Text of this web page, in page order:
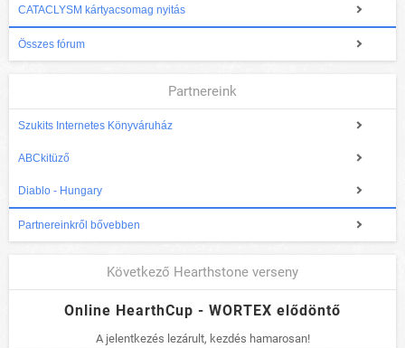
CATACLYSM kártyacsomag nyitás
Összes fórum
Partnereink
Szukits Internetes Könyváruház
ABCkitüző
Diablo - Hungary
Partnereinkről bővebben
Következő Hearthstone verseny
Online HearthCup - WORTEX elődöntő
A jelentkezés lezárult, kezdés hamarosan!